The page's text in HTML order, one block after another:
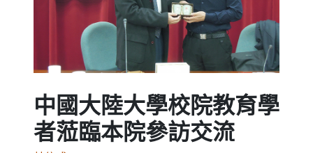
中國大陸大學校院教育學
者蒞臨本院參訪交流